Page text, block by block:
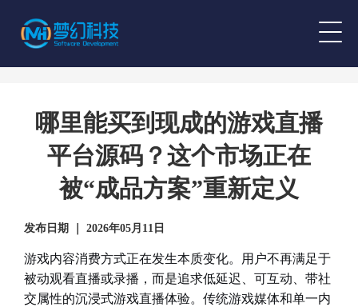
哪里能买到现成的游戏直播
平台源码？这个市场正在
被“成品方案”重新定义
发布日期 ｜ 2026年05月11日
游戏内容消费方式正在发生本质变化。用户不再满足于
被动观看直播或录播，而是追求低延迟、可互动、带社
交属性的沉浸式游戏直播体验。传统游戏媒体和单一内